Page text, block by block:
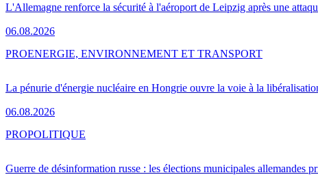
L'Allemagne renforce la sécurité à l'aéroport de Leipzig après une
06.08.2026
La pénurie d'énergie nucléaire en Hongrie ouvre la voie à la
06.08.2026
PROENERGIE, ENVIRONNEMENT ET TRANSPORT
Guerre de désinformation russe : les élections municipales allemandes
PROPOLITIQUE